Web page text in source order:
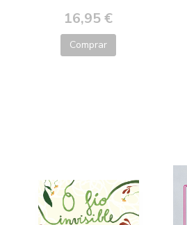
16,95 €
Comprar